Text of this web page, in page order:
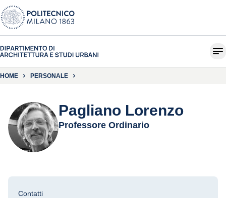
HOME PERSONALE
Pagliano Lorenzo
Professore Ordinario
Contatti